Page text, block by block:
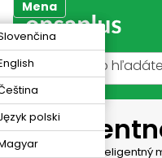
Prejsť
na
obsah
Mena
polski
Smartmeter je inteligentný